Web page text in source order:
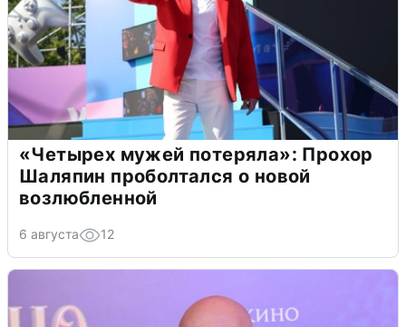
«Четырех мужей потеряла»: Прохор
Шаляпин проболтался о новой
возлюбленной
6 августа 12